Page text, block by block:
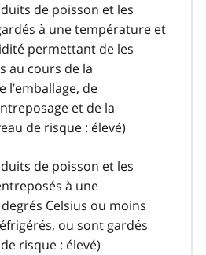
de poisson et les
à une température et
permettant de les
au cours de la
de
et de la
de risque : élevé)
de poisson et les
à une
Celsius ou moins
ou sont gardés
risque : élevé)